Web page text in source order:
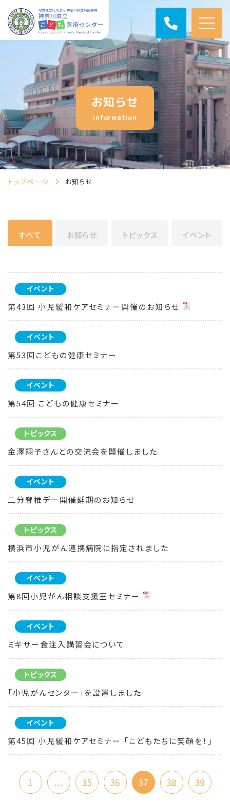
お知らせ
information
トップページ お知らせ
すべて お知らせ トピックス イベント
イベント
第43回 小児緩和ケアセミナー開催のお知らせ
イベント
第53回こどもの健康セミナー
イベント
第54回 こどもの健康セミナー
トピックス
金澤翔子さんとの交流会を開催しました
イベント
二分脊椎デー開催延期のお知らせ
トピックス
横浜市小児がん連携病院に指定されました
イベント
第8回小児がん相談支援室セミナー
イベント
ミキサー食注入講習会について
トピックス
「小児がんセンター」を設置しました
イベント
第45回 小児緩和ケアセミナー 「こどもたちに笑顔を！」
1 ... 35 36 37 38 39